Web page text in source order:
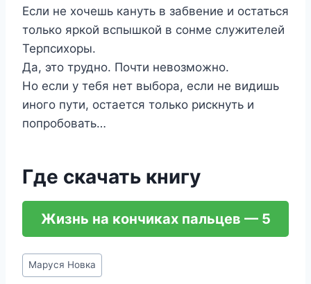
Если не хочешь кануть в забвение и остаться
только яркой вспышкой в сонме служителей
Терпсихоры.
Да, это трудно. Почти невозможно.
Но если у тебя нет выбора, если не видишь
иного пути, остается только рискнуть и
попробовать…
Где скачать книгу
Жизнь на кончиках пальцев — 5
Метки
записи:
Маруся Новка